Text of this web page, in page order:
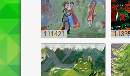
111421